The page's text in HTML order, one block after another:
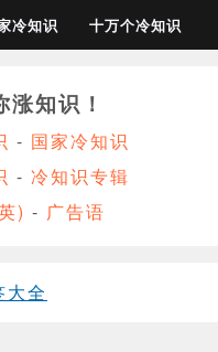
冷知识 十万个冷知识
知识！
- 国家冷知识
- 冷知识专辑
) - 广告语
大全